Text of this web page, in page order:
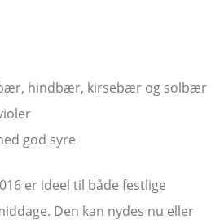
hindbær, kirsebær og solbær
god syre
er ideel til både festlige
Den kan nydes nu eller